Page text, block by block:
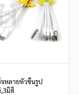
หลายหัวขึ้นรูป
มิติ